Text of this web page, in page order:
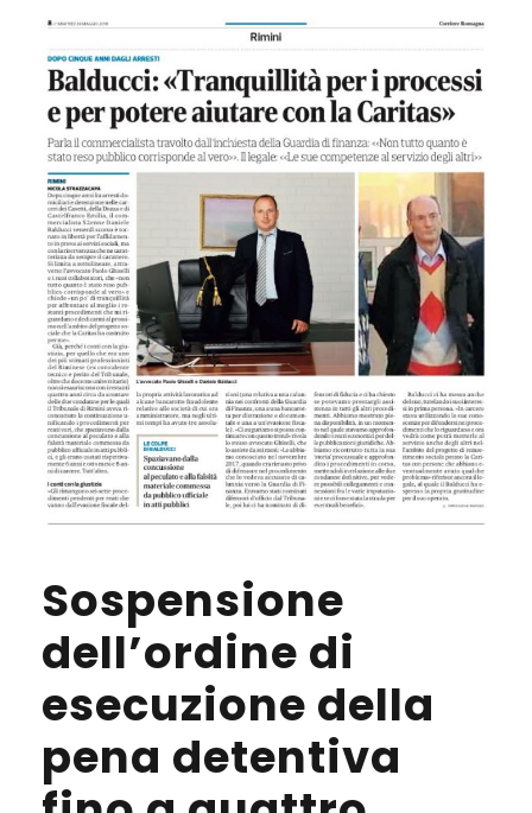
Sospensione
dell’ordine di
esecuzione della
pena detentiva